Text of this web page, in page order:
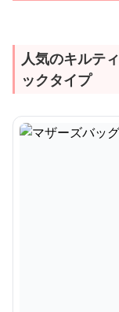
人気のキルテ
ックタイプ